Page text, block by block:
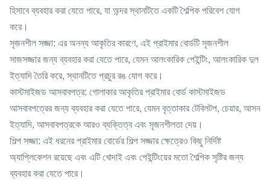
হিসাবে ব্যবহার করা যেতে পারে, যা অন্দর স্থানটিতে একটি শৈল্পিক পরিবেশ যোগ
করে।
সৃজনশীল সজ্জা: এর অনন্য আকৃতির কারণে, এই প্রাইমার বোর্ডটি সৃজনশীল
সাজসজ্জার জন্য ব্যবহার করা যেতে পারে, যেমন আলংকারিক পেইন্টিং, আলংকারিক দুল
ইত্যাদি তৈরি করে, স্থানটিতে প্রচুর রঙ যোগ করে।
কাস্টমাইজড আসবাবপত্র: গোলাকার আকৃতির প্রাইমার বোর্ড কাস্টমাইজড
আসবাবপত্রের জন্য ব্যবহার করা যেতে পারে, যেমন বৃত্তাকার টেবিলটপ, চেয়ার, আসন
ইত্যাদি, আসবাবপত্রকে আরও ব্যক্তিত্ব এবং সৃজনশীলতা দেয়।
শিল্প সজ্জা: এই ধরনের প্রাইমার বোর্ডের শিল্প সজ্জার ক্ষেত্রেও কিছু নির্দিষ্ট
অ্যাপ্লিকেশন রয়েছে এবং এটি খোদাই এবং পেইন্টিংয়ের মতো শৈল্পিক সৃষ্টির জন্য
ব্যবহার করা যেতে পারে।